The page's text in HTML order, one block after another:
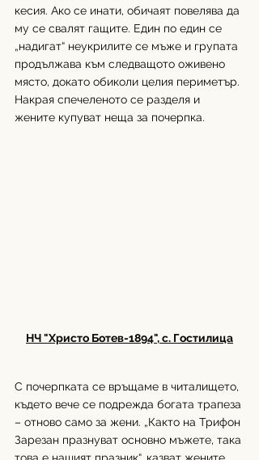
кесия. Ако се инати, обичаят повелява да
му се свалят гащите. Един по един се
„надигат“ неукрилите се мъже и групата
продължава към следващото оживено
място, докато обиколи целия периметър.
Накрая спечеленото се разделя и
жените купуват неща за почерпка.
НЧ "Христо Ботев-1894", с. Гостилица
С почерпката се връщаме в читалището,
където вече се подрежда богата трапеза
– отново само за жени. „Както на Трифон
Зарезан празнуват основно мъжете, така
това е нашият празник“, казват жените.